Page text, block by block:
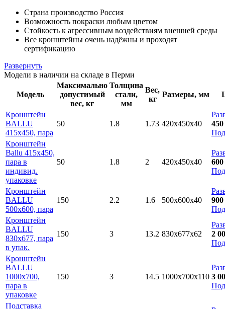
Страна производство Россия
Возможность покраски любым цветом
Стойкость к агрессивным воздействиям внешней среды
Все кронштейны очень надёжны и проходят
сертификацию
Развернуть
Модели в наличии на складе в Перми
Модель
Максимально
допустимый
вес, кг
Толщина
стали,
мм
Вес,
кг
Размеры, мм
Кронштейн
BALLU
415х450, пара
50 1.8 1.73 420х450х40
450
Кронштейн
Ballu 415х450,
пара в
индивид.
упаковке
50 1.8 2 420х450х40
600
Кронштейн
BALLU
500х600, пара
150 2.2 1.6 500х600х40
900
Кронштейн
BALLU
830х677, пара
в упак.
150 3 13.2 830х677х62
2
Кронштейн
BALLU
1000x700,
пара в
упаковке
150 3 14.5 1000х700х110 3
Подставка